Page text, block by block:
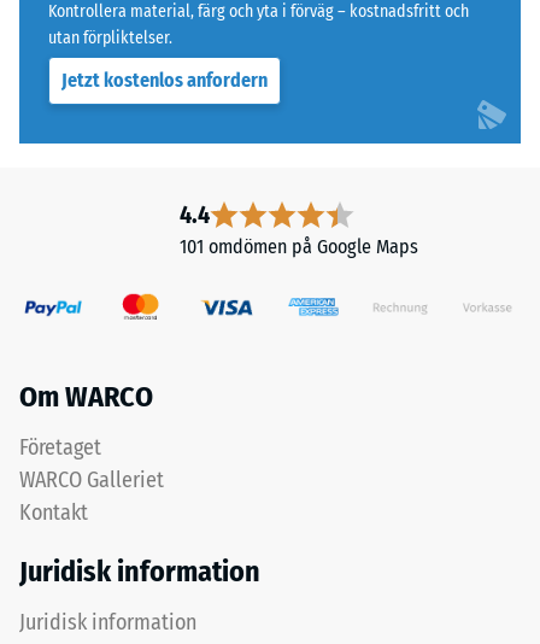
Kontrollera material, färg och yta i förväg – kostnadsfritt och
utan förpliktelser.
Jetzt kostenlos anfordern
4.4
101 omdömen på Google Maps
Om WARCO
Företaget
WARCO Galleriet
Kontakt
Juridisk information
Juridisk information